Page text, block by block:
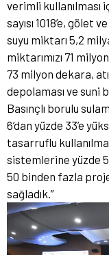
verimli kullanılması
sayısı 1018’e, gölet
suyu miktarı 5,2
miktarımızı 71
73 milyon dekara,
depolaması ve suni
Basınçlı borulu
6’dan yüzde 33’e
tasarruflu
sistemlerine yüzde
50 binden fazla
sağladık.”